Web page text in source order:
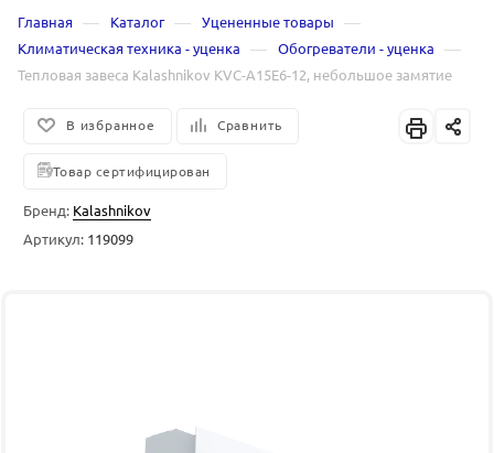
Главная — Каталог — Уцененные товары —
Климатическая техника - уценка — Обогреватели - уценка —
Тепловая завеса Kalashnikov KVC-A15E6-12, небольшое замятие
В избранное Сравнить
Товар сертифицирован
Бренд: Kalashnikov
Артикул: 119099